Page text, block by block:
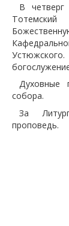
В
Духовные
собора.
За
проповедь.